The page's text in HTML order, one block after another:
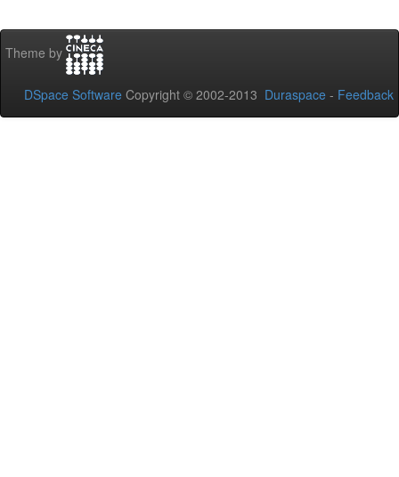
Theme by
DSpace Software Copyright © 2002-2013 Duraspace - Feedback